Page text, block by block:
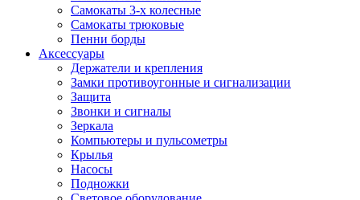
Самокаты 3-х колесные
Самокаты трюковые
Пенни борды
Аксессуары
Держатели и крепления
Замки противоугонные и сигнализации
Защита
Звонки и сигналы
Зеркала
Компьютеры и пульсометры
Крылья
Насосы
Подножки